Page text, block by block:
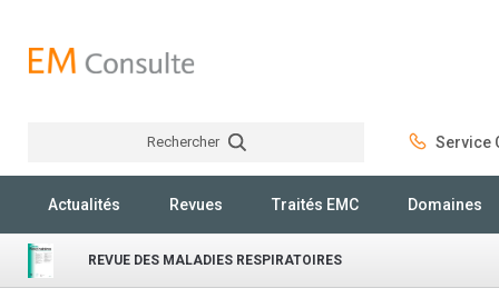
Rechercher Service
Actualités Revues Traités EMC Domaines
REVUE DES MALADIES RESPIRATOIRES